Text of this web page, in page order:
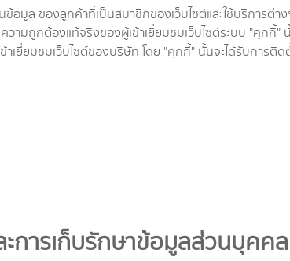
ของลูกค้าที่เป็นสมาชิกของเว็บไซต์และใช้บริการต่า
มถูกต้องแท้จริงของผู้เข้าเยี่ยมชมเว็บไซต์ระบบ "คุกกี้"
าเยี่ยมชมเว็บไซต์ของบริษัท โดย "คุกกี้" นั้นจะได้รับการ
การเก็บรักษาข้อมูลส่วนบุคคล